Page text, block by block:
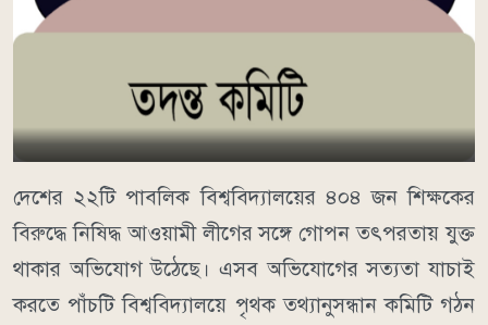
দেশের ২২টি পাবলিক বিশ্ববিদ্যালয়ের ৪০৪ জন শিক্ষকের
বিরুদ্ধে নিষিদ্ধ আওয়ামী লীগের সঙ্গে গোপন তৎপরতায় যুক্ত
থাকার অভিযোগ উঠেছে। এসব অভিযোগের সত্যতা যাচাই
করতে পাঁচটি বিশ্ববিদ্যালয়ে পৃথক তথ্যানুসন্ধান কমিটি গঠন